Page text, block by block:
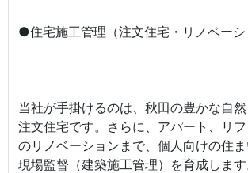
●住宅施工管理（注文住宅・リノベーシ
当社が手掛けるのは、秋田の豊かな自
注文住宅です。さらに、アパート、リ
のリノベーションまで、個人向けの住
現場監督（建築施工管理）を育成します